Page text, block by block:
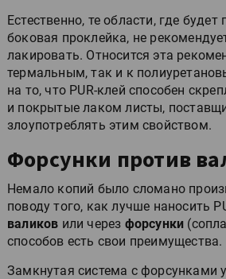
Естественно, те области, где будет
боковая проклейка, не
лакировать. Относится эта
термальным, так и к
на то, что PUR-клей способен
и покрытые лаком листы,
злоупотреблять этим свойством.
Форсунки против
Немало копий было сломано
поводу того, как лучше наносить
валиков или через форсунки
способов есть свои преимущества.
Замкнутая система с форсунками